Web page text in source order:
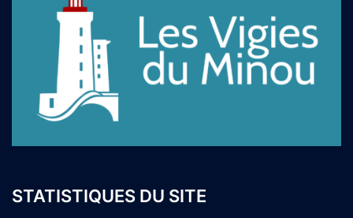
STATISTIQUES DU SITE